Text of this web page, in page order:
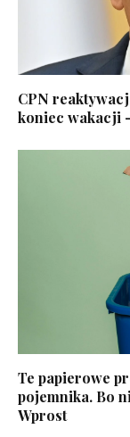
CPN
koniec wakacji
Te papierowe
pojemnika. Bo
Wprost